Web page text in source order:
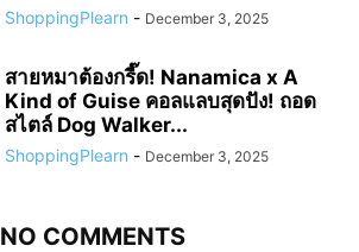
ShoppingPlearn - December 3, 2025
สายหมาต้องกรี๊ด! Nanamica x A
Kind of Guise คอลแลบสุดปัง! ถอด
สไตล์ Dog Walker...
ShoppingPlearn - December 3, 2025
NO COMMENTS